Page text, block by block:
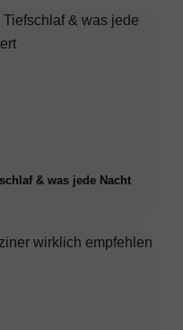
& was jede Nacht